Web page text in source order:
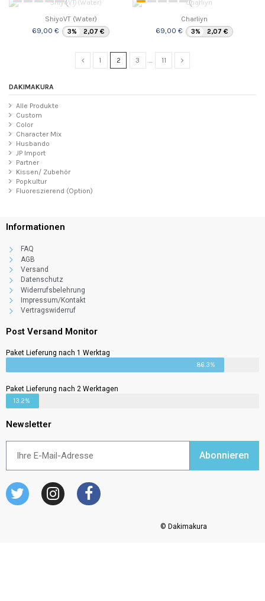
ShiyoVT (Water)
69,00 €
3% 2,07 €
Charliyn
69,00 €
3% 2,07 €
1 2 3 … 11
DAKIMAKURA
Alle Produkte
Custom
Color
Character Mix
Husbando
JP Import
Partner
Kissen/ Zubehör
Popkultur
Fluoreszierend (Option)
Informationen
FAQ
AGB
Versand
Datenschutz
Widerrufsbelehrung
Impressum/Kontakt
Vertragswiderruf
Post Versand Monitor
Paket Lieferung nach 1 Werktag
86.3%
Paket Lieferung nach 2 Werktagen
13.2%
Newsletter
Abonnieren
© Dakimakura